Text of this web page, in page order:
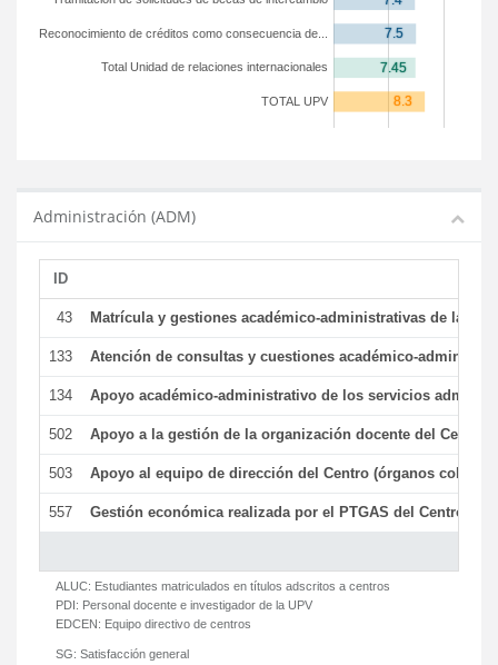
TOTAL UPV
Total Unidad de relaciones internacionales
Reconocimiento de créditos como consecuencia de...
Administración (ADM)
ID
43 Matrícula y gestiones académico-administrativas de la
133 Atención de consultas y cuestiones académico-
134 Apoyo académico-administrativo de los servicios
502 Apoyo a la gestión de la organización docente del Centro
503 Apoyo al equipo de dirección del Centro (órganos
557 Gestión económica realizada por el PTGAS del Centro
ALUC: Estudiantes matriculados en títulos adscritos a centros
PDI: Personal docente e investigador de la UPV
EDCEN: Equipo directivo de centros
SG: Satisfacción general